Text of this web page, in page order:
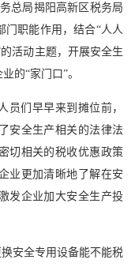
总局揭阳高新区税务局
门职能作用，结合“人人
活动主题，开展安全生
的“家门口”。
员们早早来到摊位前，
安全生产相关的法律法
切相关的税收优惠政策
业更加清晰地了解在安
发企业加大安全生产投
安全专用设备能不能税